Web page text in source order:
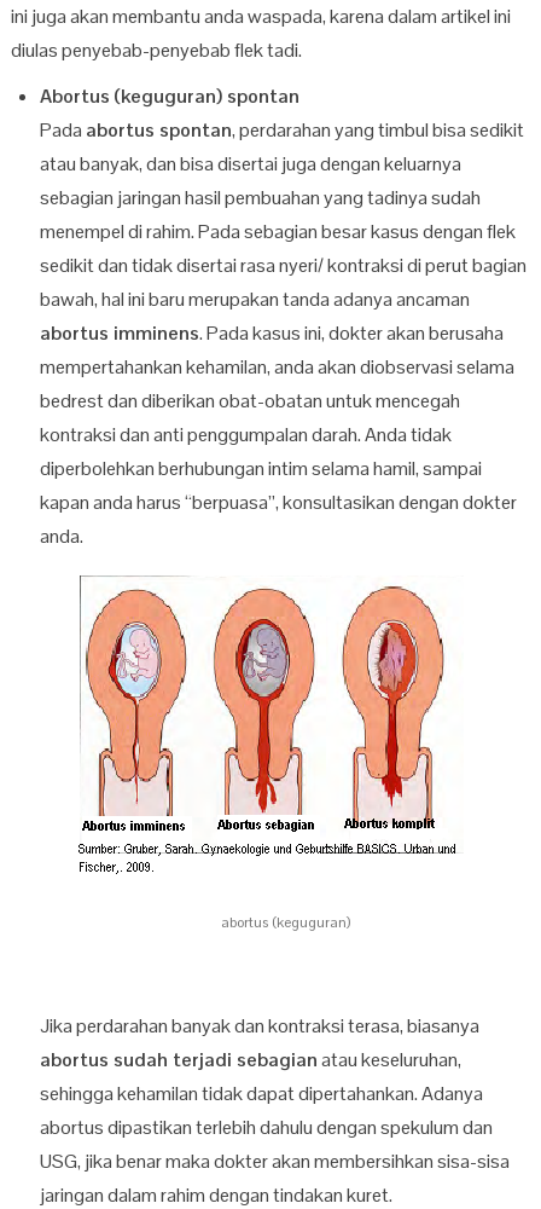
ini juga akan membantu anda waspada, karena dalam artikel ini
diulas penyebab-penyebab flek tadi.
Abortus (keguguran) spontan
Pada abortus spontan, perdarahan yang timbul bisa sedikit
atau banyak, dan bisa disertai juga dengan keluarnya
sebagian jaringan hasil pembuahan yang tadinya sudah
menempel di rahim. Pada sebagian besar kasus dengan flek
sedikit dan tidak disertai rasa nyeri/ kontraksi di perut bagian
bawah, hal ini baru merupakan tanda adanya ancaman
abortus imminens. Pada kasus ini, dokter akan berusaha
mempertahankan kehamilan, anda akan diobservasi selama
bedrest dan diberikan obat-obatan untuk mencegah
kontraksi dan anti penggumpalan darah. Anda tidak
diperbolehkan berhubungan intim selama hamil, sampai
kapan anda harus “berpuasa”, konsultasikan dengan dokter
anda.
abortus (keguguran)
Jika perdarahan banyak dan kontraksi terasa, biasanya
abortus sudah terjadi sebagianatau keseluruhan,
sehingga kehamilan tidak dapat dipertahankan. Adanya
abortus dipastikan terlebih dahulu dengan spekulum dan
USG, jika benar maka dokter akan membersihkan sisa-sisa
jaringan dalam rahim dengan tindakan kuret.